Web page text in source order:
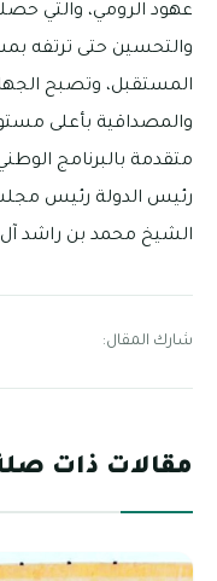
عهود الرومي، والتي
والتحسين حتى ترتفه
المستقبل، وتصبح
والمصداقية بأعلى
متقدمة بالبرنامج
رئيس الدولة رئيس
الشيخ محمد بن راشد
شارك المقال:
مقالات ذات